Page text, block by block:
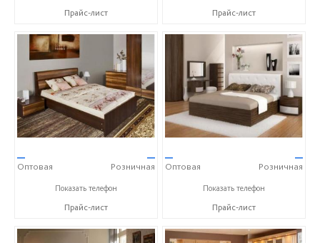
Прайс-лист
Прайс-лист
—
Оптовая
—
Розничная
+7 (928) 278-36-45
Показать телефон
Прайс-лист
—
Оптовая
—
Розничная
+7 (928) 278-36-45
Показать телефон
Прайс-лист